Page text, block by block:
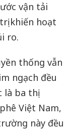
vận tải
khiến hoạt
ro.
thống vẫn
ngạch đều
là ba thị
Việt Nam,
này đều